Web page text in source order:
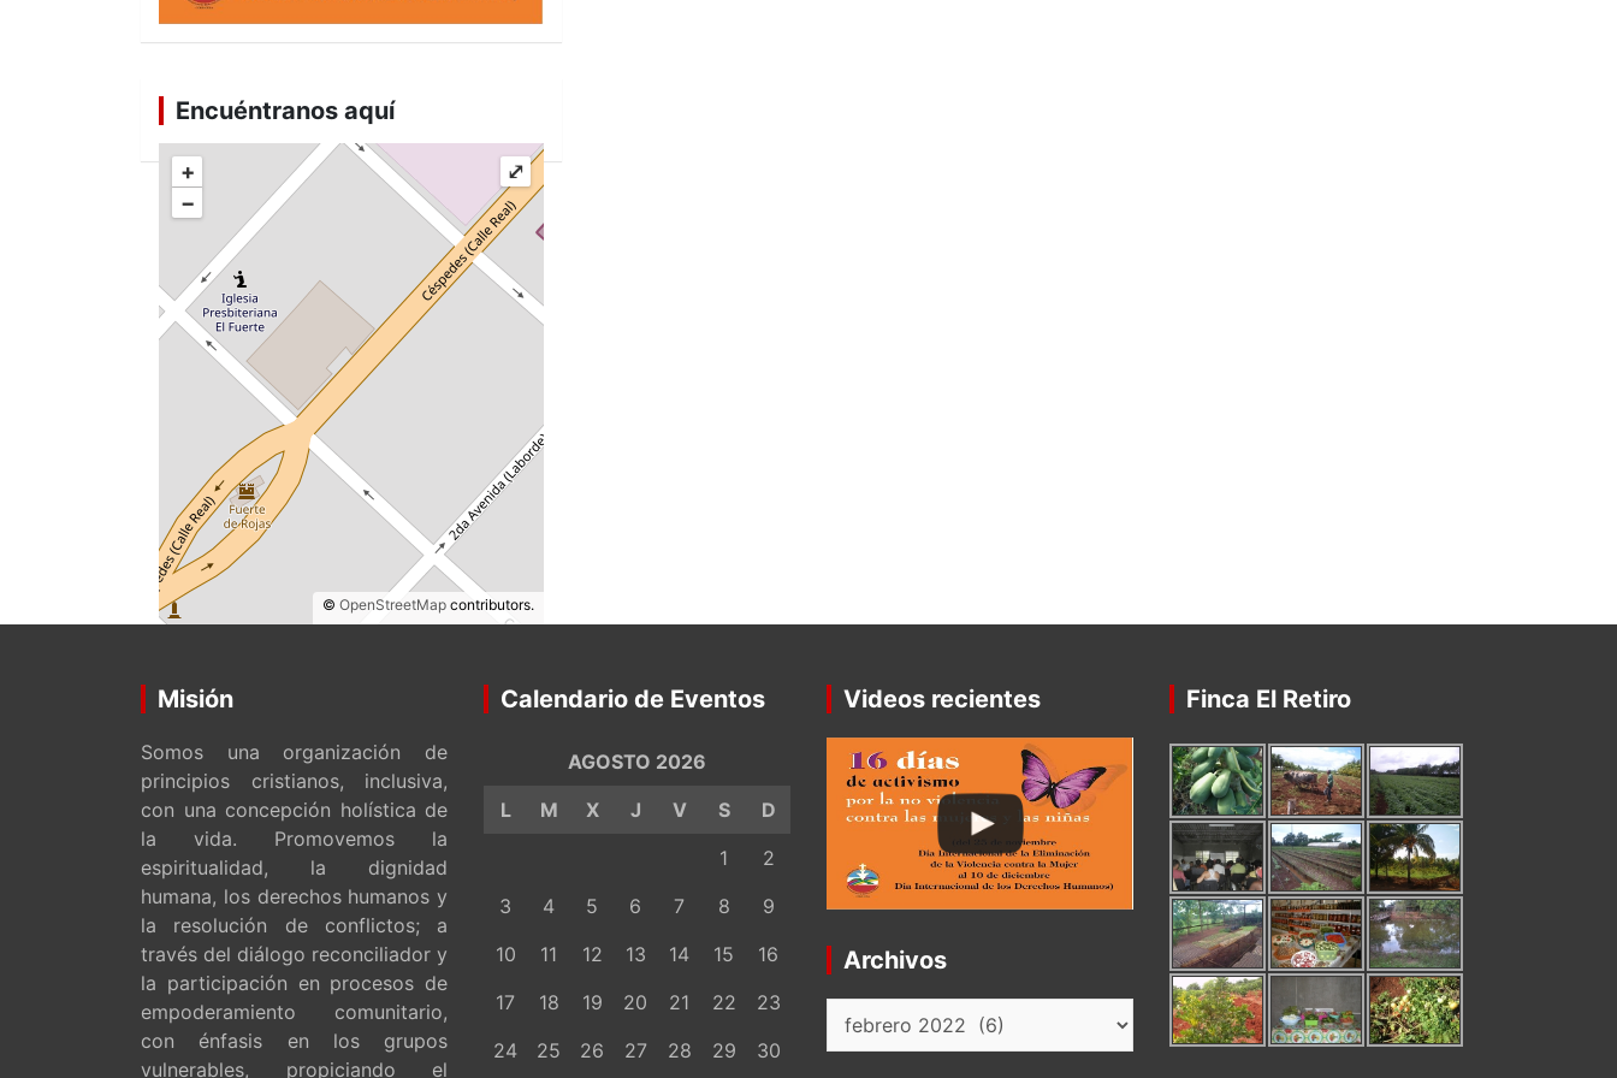
Encuéntranos aquí
+
−
© OpenStreetMap contributors.
⤢
Misión
Somos una organización de
principios cristianos, inclusiva,
con una concepción holística de
la vida. Promovemos la
espiritualidad, la dignidad
humana, los derechos humanos y
la resolución de conflictos; a
través del diálogo reconciliador y
la participación en procesos de
empoderamiento comunitario,
con énfasis en los grupos
vulnerables, propiciando el
Calendario de Eventos
AGOSTO 2026
L
M X J V S
D
1
2
3
4 5 6 7 8
9
10
11 12 13 14 15
16
17
18 19 20 21 22
23
24
25 26 27 28 29
30
Videos recientes
Archivos
Archivos
Finca El Retiro